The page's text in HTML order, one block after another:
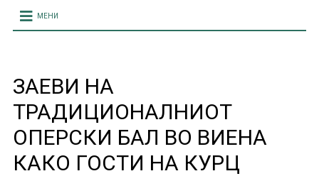
МЕНИ
ЗАЕВИ НА
ТРАДИЦИОНАЛНИОТ
ОПЕРСКИ БАЛ ВО ВИЕНА
КАКО ГОСТИ НА КУРЦ